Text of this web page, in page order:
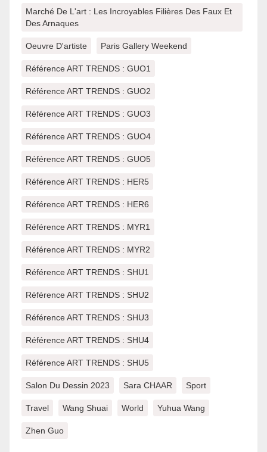
Marché De L'art : Les Incroyables Filières Des Faux Et
Des Arnaques
Oeuvre D'artiste Paris Gallery Weekend
Référence ART TRENDS : GUO1
Référence ART TRENDS : GUO2
Référence ART TRENDS : GUO3
Référence ART TRENDS : GUO4
Référence ART TRENDS : GUO5
Référence ART TRENDS : HER5
Référence ART TRENDS : HER6
Référence ART TRENDS : MYR1
Référence ART TRENDS : MYR2
Référence ART TRENDS : SHU1
Référence ART TRENDS : SHU2
Référence ART TRENDS : SHU3
Référence ART TRENDS : SHU4
Référence ART TRENDS : SHU5
Salon Du Dessin 2023 Sara CHAAR Sport
Travel Wang Shuai World Yuhua Wang
Zhen Guo